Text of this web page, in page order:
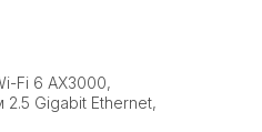
Fi 6 AX3000,
Gigabit Ethernet,